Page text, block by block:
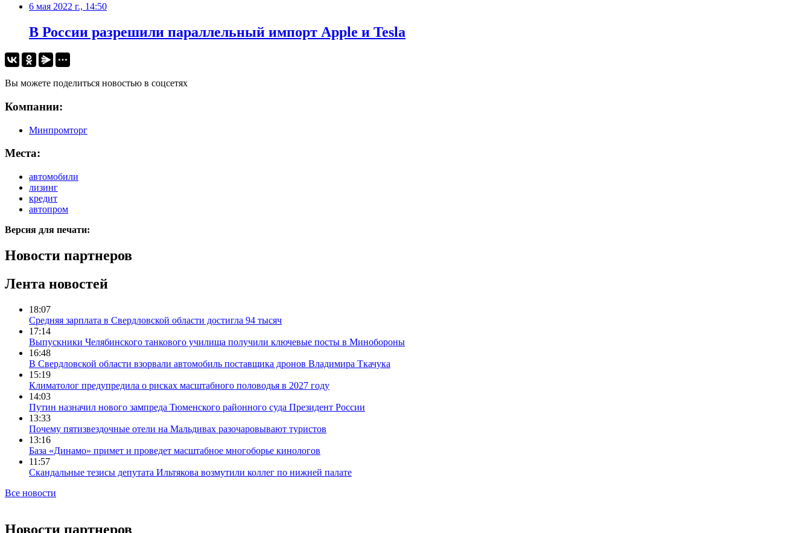
6 мая 2022 г., 14:50
В России разрешили параллельный импорт Apple и Tesla
Вы можете поделиться новостью в соцсетях
Компании:
Минпромторг
Места:
автомобили
лизинг
кредит
автопром
Версия для печати:
Новости партнеров
Лента новостей
18:07
Средняя зарплата в Свердловской области достигла 94 тысяч
17:14
Выпускники Челябинского танкового училища получили ключевые посты в Минобороны
16:48
В Свердловской области взорвали автомобиль поставщика дронов Владимира Ткачука
15:19
Климатолог предупредила о рисках масштабного половодья в 2027 году
14:03
Путин назначил нового зампреда Тюменского районного суда Президент России
13:33
Почему пятизвездочные отели на Мальдивах разочаровывают туристов
13:16
База «Динамо» примет и проведет масштабное многоборье кинологов
11:57
Скандальные тезисы депутата Ильтякова возмутили коллег по нижней палате
Все новости
Новости партнеров